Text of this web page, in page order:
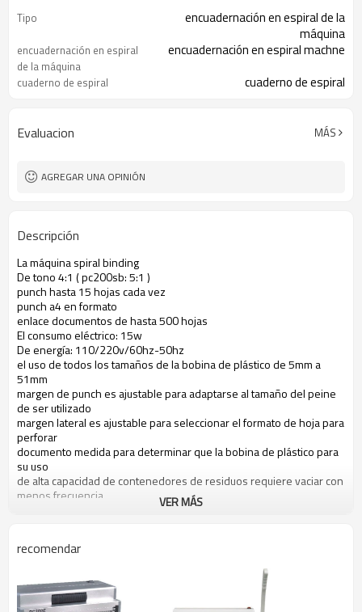
Tipo
encuadernación en espiral de la
máquina
encuadernación en espiral
de la máquina
encuadernación en espiral machne
cuaderno de espiral cuaderno de espiral
Evaluacion MÁS
AGREGAR UNA OPINIÓN
Descripción
La máquina spiral binding
De tono 4:1 ( pc200sb: 5:1 )
punch hasta 15 hojas cada vez
punch a4 en formato
enlace documentos de hasta 500 hojas
El consumo eléctrico: 15w
De energía: 110/220v/60hz-50hz
el uso de todos los tamaños de la bobina de plástico de 5mm a
51mm
margen de punch es ajustable para adaptarse al tamaño del peine
de ser utilizado
margen lateral es ajustable para seleccionar el formato de hoja para
perforar
documento medida para determinar que la bobina de plástico para
su uso
de alta capacidad de contenedores de residuos requiere vaciar con
menos frecuencia
Dimensión de la máquina ( mm ): 376x245x300
VER MÁS
recomendar